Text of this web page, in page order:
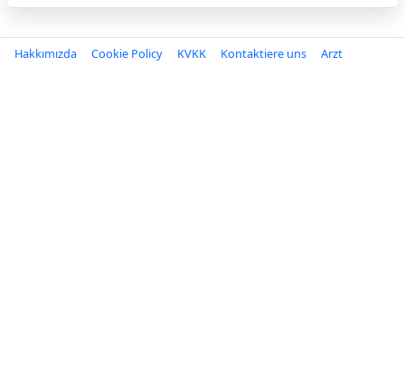
Hakkımızda Cookie Policy KVKK Kontaktiere uns Arzt